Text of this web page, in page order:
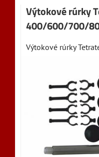
Výtokové rúrky
400/600/700/
Výtokové rúrky